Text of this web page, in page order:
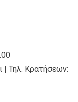
| Τηλ. Κρατήσεων: